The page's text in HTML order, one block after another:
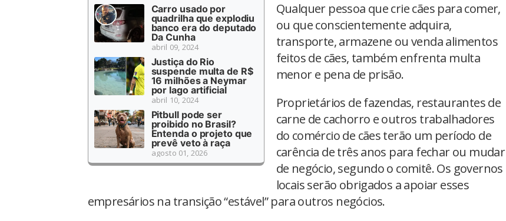
Carro usado por
quadrilha que explodiu
banco era do deputado
Da Cunha
abril 09, 2024
Justiça do Rio
suspende multa de R$
16 milhões a Neymar
por lago artificial
abril 10, 2024
Pitbull pode ser
proibido no Brasil?
Entenda o projeto que
prevê veto à raça
agosto 01, 2026
Qualquer pessoa que crie cães para comer,
ou que conscientemente adquira,
transporte, armazene ou venda alimentos
feitos de cães, também enfrenta multa
menor e pena de prisão.
Proprietários de fazendas, restaurantes de
carne de cachorro e outros trabalhadores
do comércio de cães terão um período de
carência de três anos para fechar ou mudar
de negócio, segundo o comitê. Os governos
locais serão obrigados a apoiar esses
empresários na transição “estável” para outros negócios.